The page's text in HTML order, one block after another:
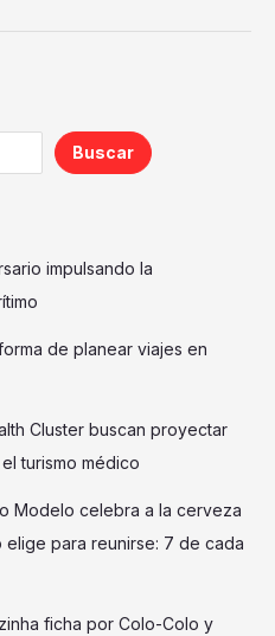
Buscar
impulsando la
de planear viajes en
Cluster buscan proyectar
turismo médico
Modelo celebra a la cerveza
para reunirse: 7 de cada
ficha por Colo-Colo y